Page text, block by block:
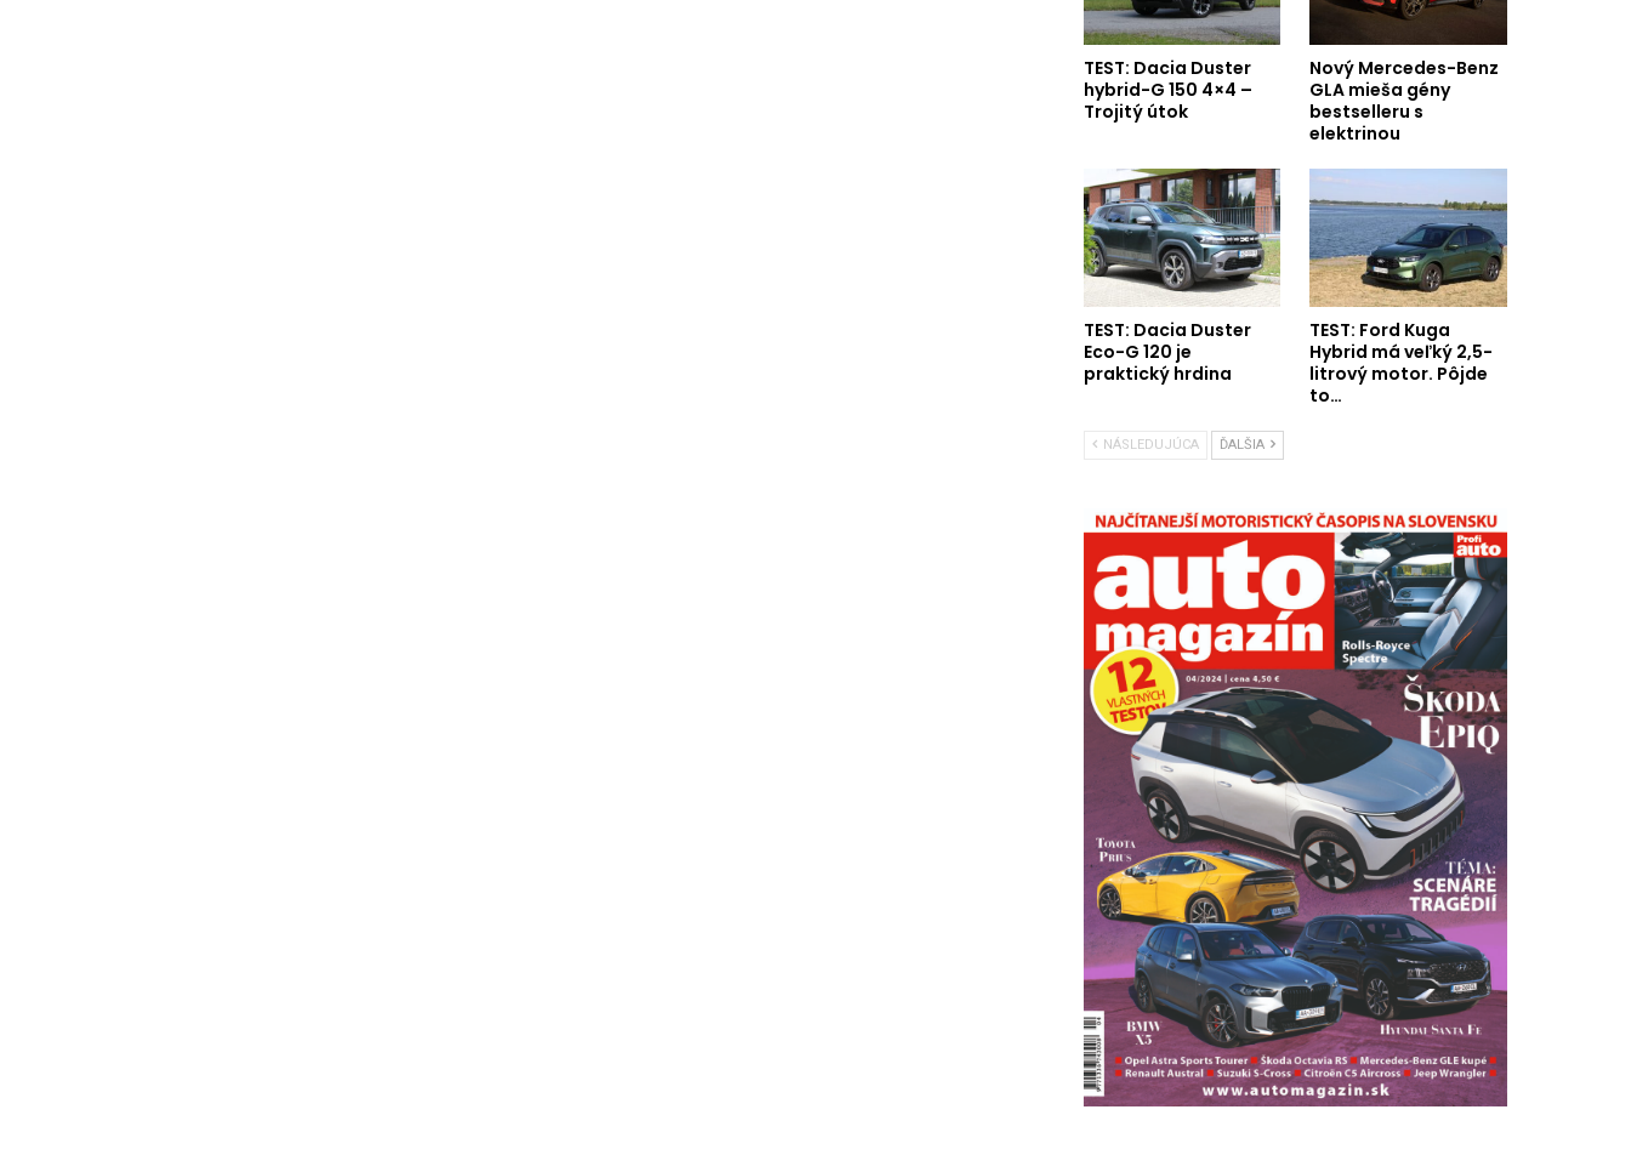
TEST: Dacia Duster
hybrid-G 150 4×4 –
Trojitý útok
Nový Mercedes-Benz
GLA mieša gény
bestselleru s
elektrinou
TEST: Dacia Duster
Eco-G 120 je
praktický hrdina
TEST: Ford Kuga
Hybrid má veľký 2,5-
litrový motor. Pôjde
to…
NÁSLEDUJÚCA ĎALŠIA